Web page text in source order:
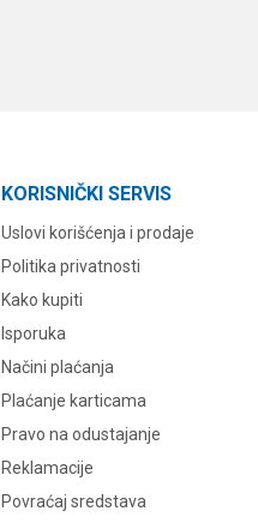
KORISNIČKI SERVIS
Uslovi korišćenja i prodaje
Politika privatnosti
Kako kupiti
Isporuka
Načini plaćanja
Plaćanje karticama
Pravo na odustajanje
Reklamacije
Povraćaj sredstava